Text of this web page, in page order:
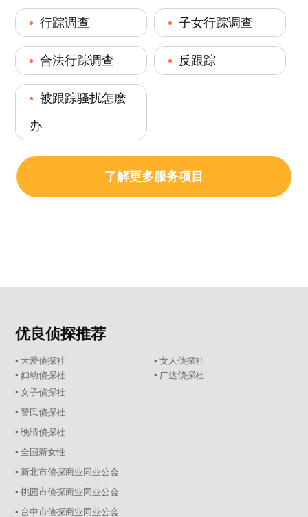
行踪调查 子女行踪调查
合法行踪调查 反跟踪
被跟踪骚扰怎麽
办
了解更多服务项目
优良侦探推荐
▪ 大爱侦探社
▪ 女人侦探社
▪ 妇幼侦探社
▪ 广达侦探社
▪ 女子侦探社
▪ 警民侦探社
▪ 晚晴侦探社
▪ 全国新女性
▪ 新北市侦探商业同业公会
▪ 桃园市侦探商业同业公会
▪ 台中市侦探商业同业公会